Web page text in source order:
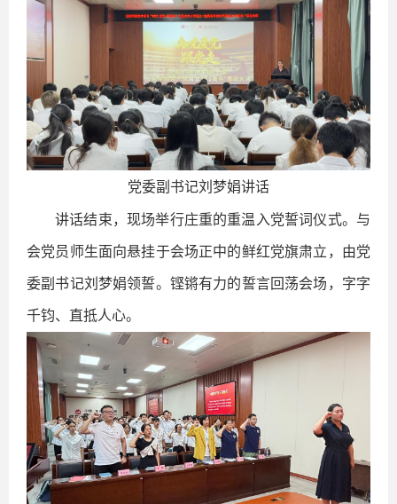
党委副书记刘梦娟讲话
讲话结束，现场举行庄重的重温入党誓词仪式。与
会党员师生面向悬挂于会场正中的鲜红党旗肃立，由党
委副书记刘梦娟领誓。铿锵有力的誓言回荡会场，字字
千钧、直抵人心。